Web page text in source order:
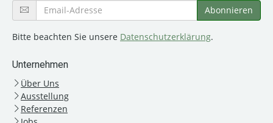
Bitte beachten Sie unsere Datenschutzerklärung.
Unternehmen
Über Uns
Ausstellung
Referenzen